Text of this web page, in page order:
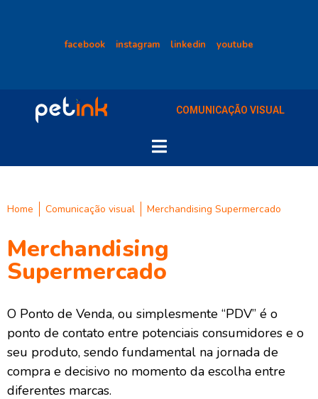
facebook instagram linkedin youtube
COMUNICAÇÃO VISUAL
Home Comunicação visual Merchandising Supermercado
Merchandising
Supermercado
O Ponto de Venda, ou simplesmente “PDV” é o
ponto de contato entre potenciais consumidores e o
seu produto, sendo fundamental na jornada de
compra e decisivo no momento da escolha entre
diferentes marcas.